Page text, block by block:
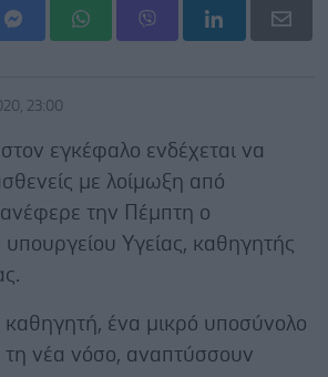
23:00
εγκέφαλο ενδέχεται να
με λοίμωξη από
την Πέμπτη ο
Υγείας, καθηγητής
ένα μικρό υποσύνολο
νέα νόσο, αναπτύσσουν